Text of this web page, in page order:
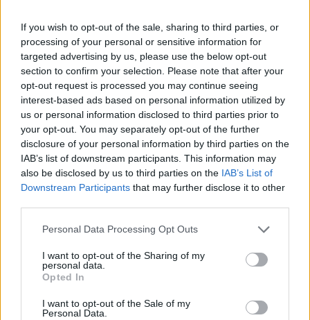
If you wish to opt-out of the sale, sharing to third parties, or
processing of your personal or sensitive information for
targeted advertising by us, please use the below opt-out
section to confirm your selection. Please note that after your
opt-out request is processed you may continue seeing
interest-based ads based on personal information utilized by
us or personal information disclosed to third parties prior to
your opt-out. You may separately opt-out of the further
disclosure of your personal information by third parties on the
IAB’s list of downstream participants. This information may
also be disclosed by us to third parties on the IAB’s List of
Downstream Participants that may further disclose it to other
Personal Data Processing Opt Outs
I want to opt-out of the Sharing of my
personal data.
Opted In
I want to opt-out of the Sale of my
Personal Data.